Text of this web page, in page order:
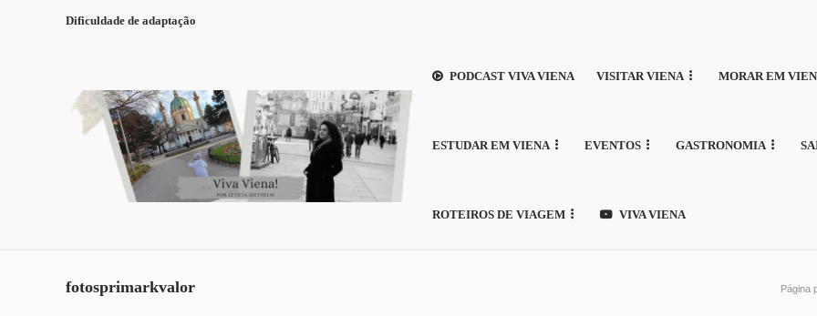
Dificuldade de adaptação
PODCAST VIVA VIENA VISITAR VIENA MORAR EM
ESTUDAR EM VIENA EVENTOS GASTRONOMIA
ROTEIROS DE VIAGEM VIVA VIENA
fotosprimarkvalor Página